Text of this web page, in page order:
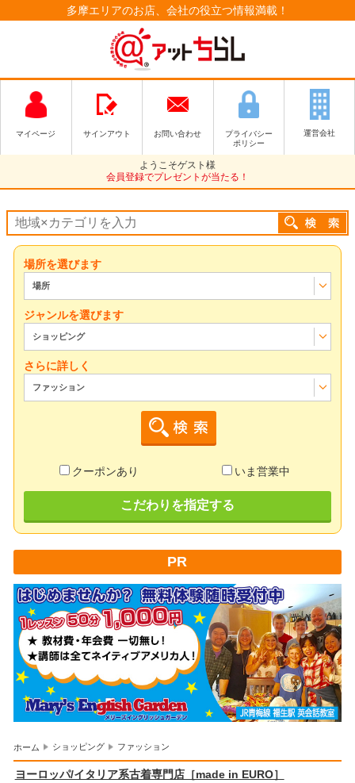
多摩エリアのお店、会社の役立つ情報満載！
マイページ サインアウト お問い合わせ
プライバシー
ポリシー
運営会社
ようこそゲスト様
会員登録でプレゼントが当たる！
場所を選びます
場所
ジャンルを選びます
ショッピング
さらに詳しく
ファッション
クーポンあり いま営業中
こだわりを指定する
PR
ホーム ショッピング ファッション
ヨーロッパ/イタリア系古着専門店［made in EURO］